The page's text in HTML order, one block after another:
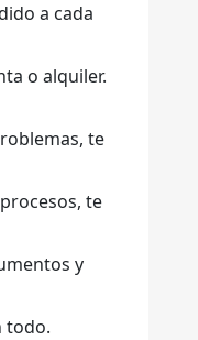
a cada
o alquiler.
te
te
y
todo.